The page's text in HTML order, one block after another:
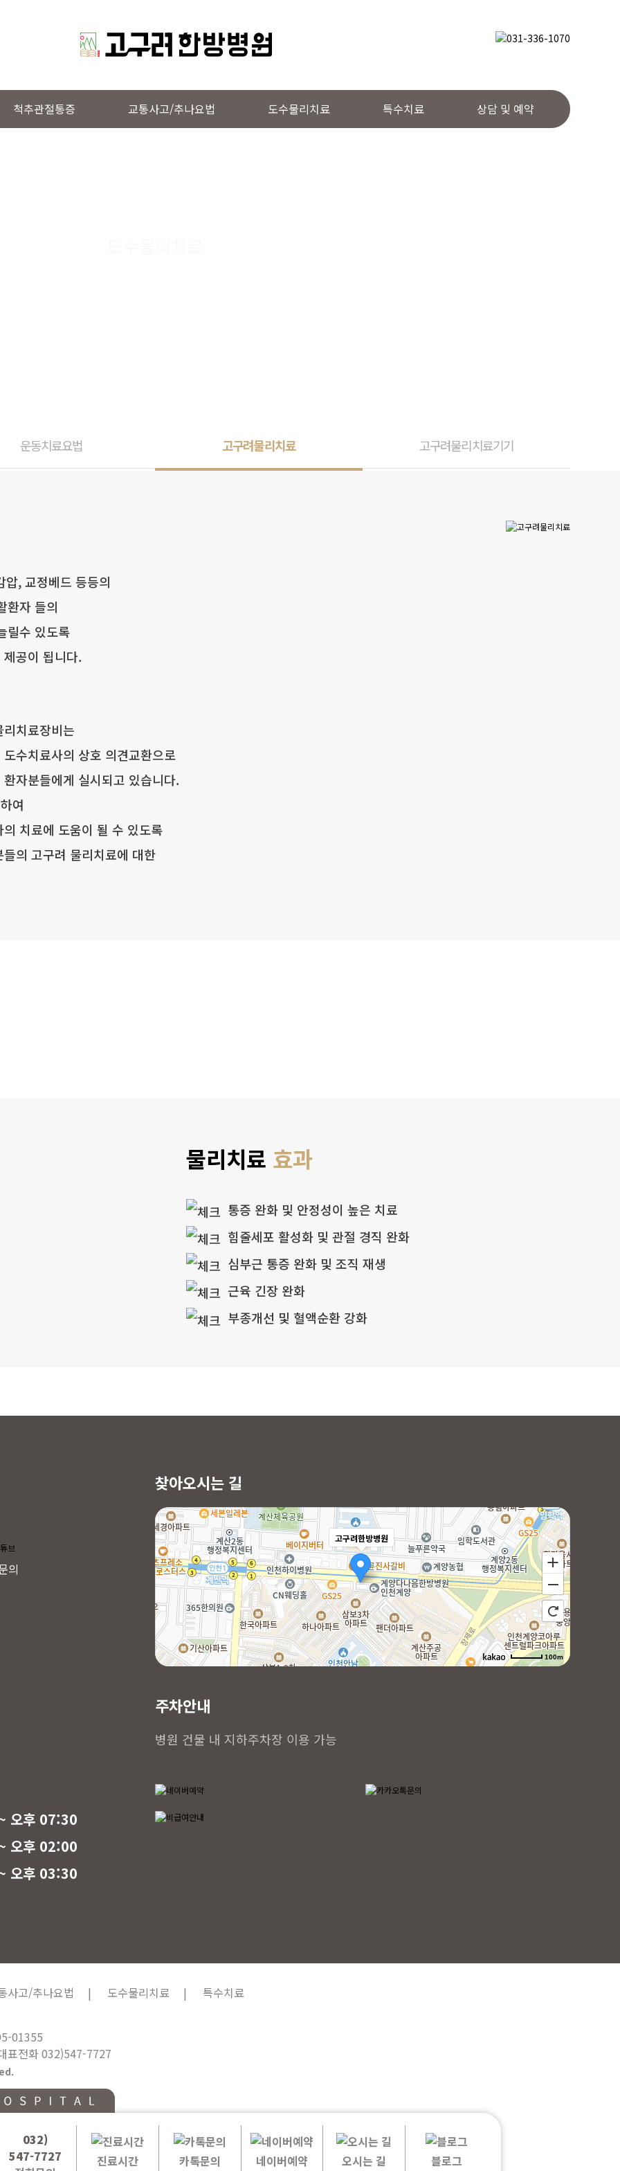
척추관절통증 교통사고/추나요법 도수물리치료 특수치료 상담 및 예약
운동치료요법 고구려물리치료 고구려물리치료기기
, 교정베드 등등의
환자 들의
릴수 있도록
공이 됩니다.
치료장비는
수치료사의 상호 의견교환으로
자분들에게 실시되고 있습니다.
여
치료에 도움이 될 수 있도록
의 고구려 물리치료에 대한
물리치료 효과
통증 완화 및 안정성이 높은 치료
힘줄세포 활성화 및 관절 경직 완화
심부근 통증 완화 및 조직 재생
근육 긴장 완화
부종개선 및 혈액순환 강화
의
오후 07:30
오후 02:00
오후 03:30
찾아오시는 길
고구려한방병원
100m
주차안내
병원 건물 내 지하주차장 이용 가능
사고/추나요법 | 도수물리치료 | 특수치료
01355
표전화 032)547-7727
032)
547-7727
진료시간 카톡문의 네이버예약 오시는 길 블로그